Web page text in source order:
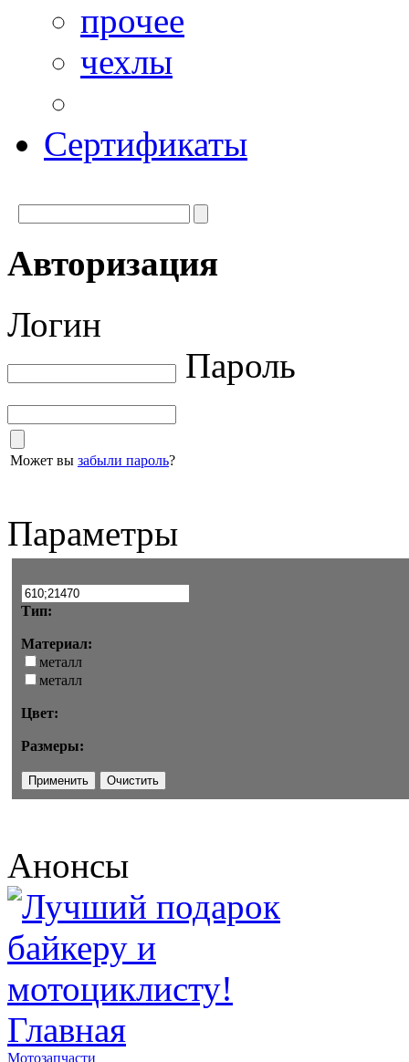
прочее
чехлы
Сертификаты
Авторизация
Логин
Пароль
Может вы забыли пароль?
Параметры
Тип:
Материал:
металл
металл
Цвет:
Размеры:
Анонсы
Главная
Мотозапчасти